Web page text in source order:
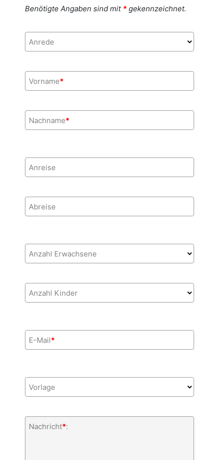
Benötigte Angaben sind mit *gekennzeichnet.
Anrede
Vorname*
Nachname*
Anreise
Abreise
Anzahl Erwachsene
Anzahl Kinder
E-Mail*
Vorlage
Nachricht*: